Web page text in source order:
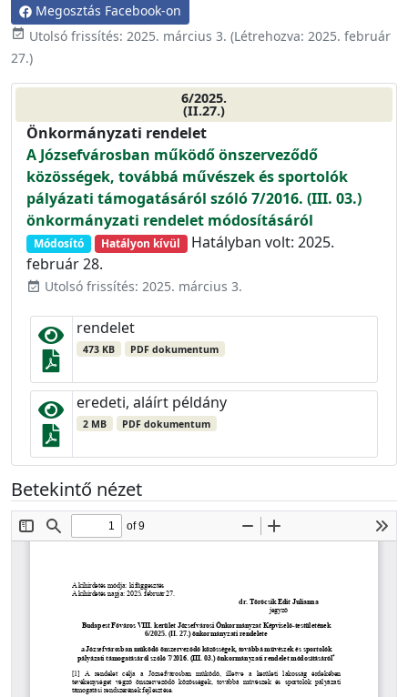
Megosztás Facebook-on
event_available Utolsó frissítés: 2025. március 3. (Létrehozva: 2025. február
27.)
6/2025.
(II.27.)
Önkormányzati rendelet
A Józsefvárosban működő önszerveződő
közösségek, továbbá művészek és sportolók
pályázati támogatásáról szóló 7/2016. (III. 03.)
önkormányzati rendelet módosításáról
Módosító Hatályon kívül
Hatályban volt: 2025.
február 28.
event_available Utolsó frissítés: 2025. március 3.
rendelet
473 KB PDF dokumentum
eredeti, aláírt példány
2 MB PDF dokumentum
Betekintő nézet